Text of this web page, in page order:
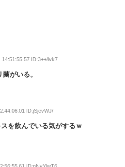
14:51:55.57 ID:3++/ivk7
がいる。
ID:jSjevWJ/
を飲んでいる気がするｗ